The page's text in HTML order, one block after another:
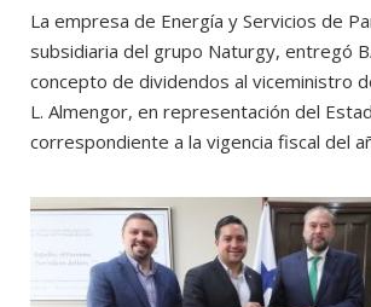
La empresa de Energía y Servicios de
subsidiaria del grupo Naturgy, entregó
concepto de dividendos al viceministro
L. Almengor, en representación del
correspondiente a la vigencia fiscal del